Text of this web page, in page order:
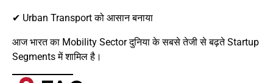
✔ Urban Transport को आसान बनाया
आज भारत का Mobility Sector दुनिया के सबसे तेजी से बढ़ते Startup
Segments में शामिल है।